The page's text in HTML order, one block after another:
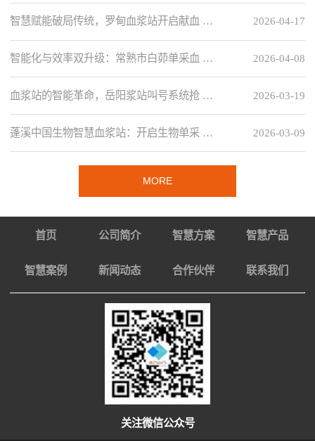
2026-04-17
智慧赋能破局传统，罗甸血浆站开启献血 …
2026-04-08
智能化与效率双升级：常熟市白茆单采血 …
2026-03-19
血浆站的智能革命，岳阳浆站叫号系统抢 …
2026-03-09
蓬溪中国生物智慧血浆站：开启生物单采 …
MORE
首页 公司简介 智慧方案 智慧产品
智慧案例 新闻动态 合作伙伴 联系我们
关注微信公众号